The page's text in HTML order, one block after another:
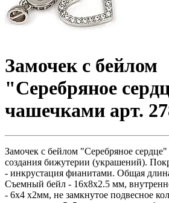
Замочек с бейлом
"Серебряное
чашечками арт.
Замочек с бейлом "Серебряное
создания бижутерии (украшений).
- инкрустация фианитами. Общая
Съемный бейл - 16х8х2.5 мм,
- 6х4 х2мм, не замкнутое подвесное